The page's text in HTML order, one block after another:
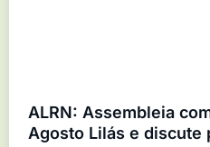
ALRN: Assembleia
Agosto Lilás e discute